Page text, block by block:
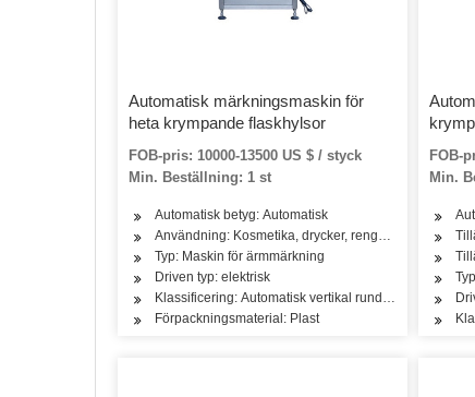
Automatisk märkningsmaskin för
heta krympande flaskhylsor
FOB-pris: 10000-13500 US $ / styck
Min. Beställning: 1 st
Automatisk betyg: Automatisk
Användning: Kosmetika, drycker, rengöring,
Typ: Maskin för ärmmärkning
Driven typ: elektrisk
Klassificering: Automatisk vertikal rund
Förpackningsmaterial: Plast
FOB-
Min.